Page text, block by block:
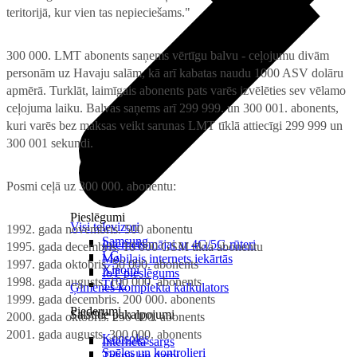
Pieslēgumi
Internets mājai ar 4G/5G rūteri
Mobilais internets iekārtās
IoT pieslēgums
Ģimenes komplekta kalkulators
Saistītie pakalpojumi
Interneta sargs
Visi televizori
Samsung
LG
Xiaomi
TCL
Piederumi
Konsoles
Spēles un kontrolieri
teritorijā, kur vien tas nepieciešams."
300 000. LMT abonents saņems vērtīgu balvu - ceļojumu divām
personām uz Havaju salām, kā arī kabatas naudu 1000 ASV dolāru
apmērā. Turklāt, laimīgais abonents pats varēs izvēlēties sev vēlamo
ceļojuma laiku. Balvas saņems arī 299 999. un 300 001. abonents,
kuri varēs bez maksas veikt sarunas LMT tīklā attiecīgi 299 999 un
300 001 sekundi.
Posmi ceļā uz 300 000. abonentu:
1992. gada novembris. 500 abonentu
1995. gada decembris. 10 000 GSM tīkla abonentu
1997. gada oktobris. 50 000. abonents
1998. gada augusts. 100 000. abonents
1999. gada decembris. 200 000. abonents
2000. gada oktobris. 250 000. abonents
2001. gada augusts. 300 000. abonents